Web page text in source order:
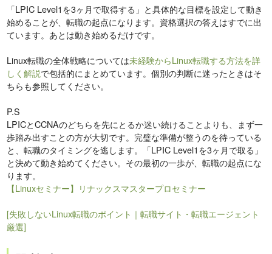
「LPIC Level1を3ヶ月で取得する」と具体的な目標を設定して動き
始めることが、転職の起点になります。資格選択の答えはすでに出
ています。あとは動き始めるだけです。
Linux転職の全体戦略については未経験からLinux転職する方法を詳
しく解説で包括的にまとめています。個別の判断に迷ったときはそ
ちらも参照してください。
P.S
LPICとCCNAのどちらを先にとるか迷い続けることよりも、まず一
歩踏み出すことの方が大切です。完璧な準備が整うのを待っている
と、転職のタイミングを逃します。「LPIC Level1を3ヶ月で取る」
と決めて動き始めてください。その最初の一歩が、転職の起点にな
ります。
【Linuxセミナー】リナックスマスタープロセミナー
[失敗しないLinux転職のポイント｜転職サイト・転職エージェント
厳選]